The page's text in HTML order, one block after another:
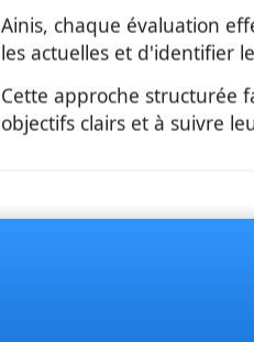
Ainis, chaque évaluation
les actuelles et d'identifier
Cette approche structurée
objectifs clairs et à suivre